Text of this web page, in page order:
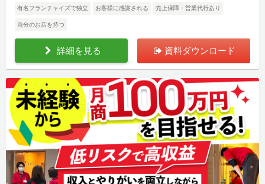
有名フランチャイズで独立 お客様に感謝される 売上保障・営業代行あり
自分のお店を持つ
詳細を見る 資料ダウンロード